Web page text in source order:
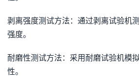
剥离强度测试方法：通过剥离试验机
强度。
耐磨性测试方法：采用耐磨试验机模
性。